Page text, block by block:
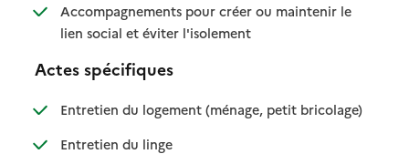
Accompagnements pour créer ou maintenir le
lien social et éviter l'isolement: disponible
: non disponible
Actes spécifiques
Entretien du logement (ménage, petit bricolage): disponible
: non
Entretien du linge: disponible
: non disponible